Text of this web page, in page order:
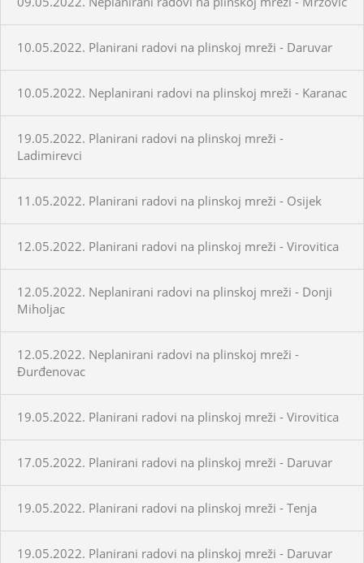
10.05.2022. Planirani radovi na plinskoj mreži - Daruvar
10.05.2022. Neplanirani radovi na plinskoj mreži - Karanac
19.05.2022. Planirani radovi na plinskoj mreži -
Ladimirevci
11.05.2022. Planirani radovi na plinskoj mreži - Osijek
12.05.2022. Planirani radovi na plinskoj mreži - Virovitica
12.05.2022. Neplanirani radovi na plinskoj mreži - Donji
Miholjac
12.05.2022. Neplanirani radovi na plinskoj mreži -
Đurđenovac
19.05.2022. Planirani radovi na plinskoj mreži - Virovitica
17.05.2022. Planirani radovi na plinskoj mreži - Daruvar
19.05.2022. Planirani radovi na plinskoj mreži - Tenja
19.05.2022. Planirani radovi na plinskoj mreži - Daruvar